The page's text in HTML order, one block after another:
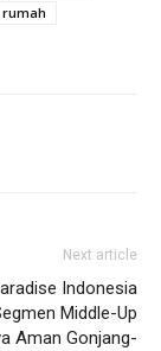
Next article
Indonesia
Middle-Up
Aman Gonjang-